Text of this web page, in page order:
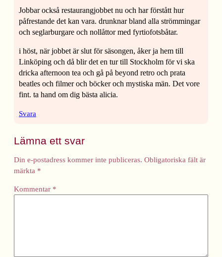
Jobbar också restaurangjobbet nu och har förstått hur
påfrestande det kan vara. drunknar bland alla strömmingar
och seglarburgare och nollåttor med fyrtiofotsbåtar.
i höst, när jobbet är slut för säsongen, åker ja hem till
Linköping och då blir det en tur till Stockholm för vi ska
dricka afternoon tea och gå på beyond retro och prata
beatles och filmer och böcker och mystiska män. Det vore
fint. ta hand om dig bästa alicia.
Svara
Lämna ett svar
Din e-postadress kommer inte publiceras. Obligatoriska fält är
märkta *
Kommentar *